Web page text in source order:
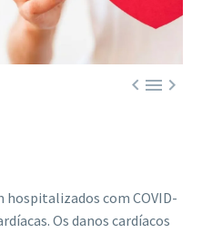

hospitalizados com COVID-
Os danos cardíacos